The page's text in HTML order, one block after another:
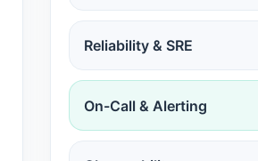
Reliability & SRE
On-Call & Alerting